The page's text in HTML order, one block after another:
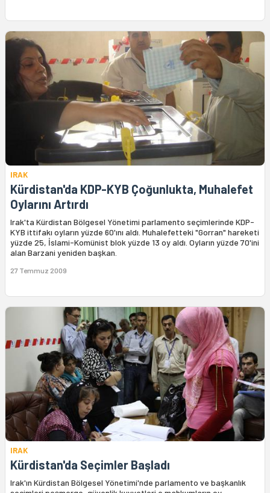
IRAK
Kürdistan'da KDP-KYB Çoğunlukta, Muhalefet
Oylarını Artırdı
Irak'ta Kürdistan Bölgesel Yönetimi parlamento seçimlerinde KDP-
KYB ittifakı oyların yüzde 60'ını aldı. Muhalefetteki "Gorran" hareketi
yüzde 25, İslami-Komünist blok yüzde 13 oy aldı. Oyların yüzde 70'ini
alan Barzani yeniden başkan.
27 Temmuz 2009
IRAK
Kürdistan'da Seçimler Başladı
Irak'ın Kürdistan Bölgesel Yönetimi'nde parlamento ve başkanlık